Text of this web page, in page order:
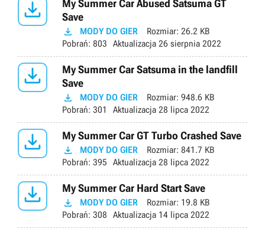

My Summer Car Abused Satsuma GT
Save
 MODY DO GIER Rozmiar: 26.2 KB
Pobrań: 803 Aktualizacja 26 sierpnia 2022

My Summer Car Satsuma in the landfill
Save
 MODY DO GIER Rozmiar: 948.6 KB
Pobrań: 301 Aktualizacja 28 lipca 2022
 My Summer Car GT Turbo Crashed Save
 MODY DO GIER Rozmiar: 841.7 KB
Pobrań: 395 Aktualizacja 28 lipca 2022
 My Summer Car Hard Start Save
 MODY DO GIER Rozmiar: 19.8 KB
Pobrań: 308 Aktualizacja 14 lipca 2022